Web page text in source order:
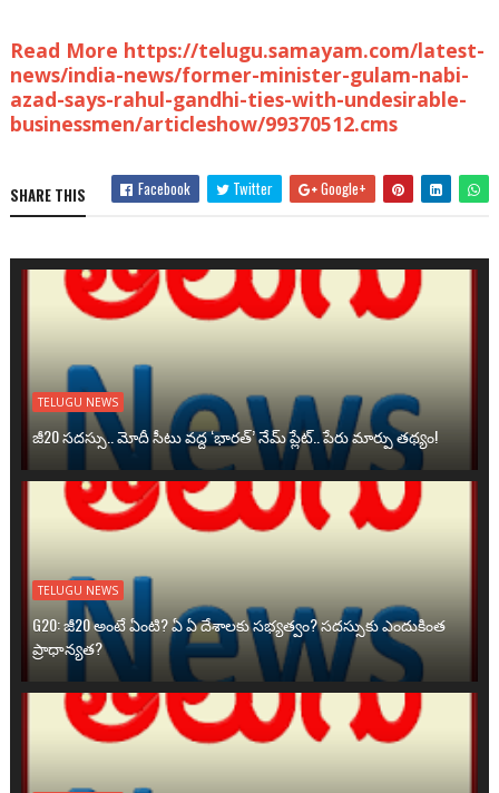
Read More https://telugu.samayam.com/latest-
news/india-news/former-minister-gulam-nabi-
azad-says-rahul-gandhi-ties-with-undesirable-
businessmen/articleshow/99370512.cms
SHARE THIS Facebook Twitter Google+
TELUGU NEWS
జీ20 సదస్సు.. మోదీ సీటు వద్ద ‘భారత్’ నేమ్ ప్లేట్‌.. పేరు మార్పు తథ్యం!
TELUGU NEWS
G20: జీ20 అంటే ఏంటి? ఏ ఏ దేశాలకు సభ్యత్వం? సదస్సుకు ఎందుకింత
ప్రాధాన్యత?